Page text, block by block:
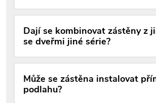
Dají se kombinovat zástěny z
se dveřmi jiné série?
Může se zástěna instalovat
podlahu?